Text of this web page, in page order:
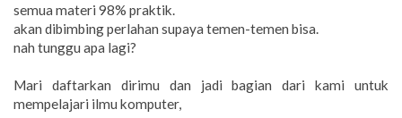
semua materi 98% praktik.
akan dibimbing perlahan supaya temen-temen bisa.
nah tunggu apa lagi?
Mari daftarkan dirimu dan jadi bagian dari kami untuk
mempelajari ilmu komputer,